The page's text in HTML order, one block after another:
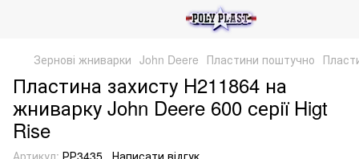
Зернові жниварки John Deere Пластини поштучно
Пластина захисту H211864 на
жниварку John Deere 600 серії Higt
Rise
Артикул: РР3435 Написати відгук